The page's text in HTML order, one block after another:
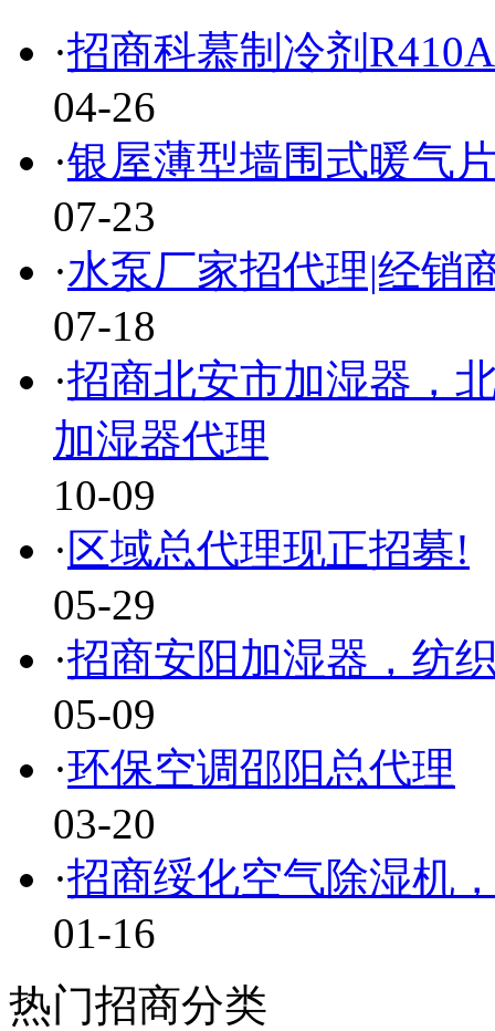
·招商科慕制冷剂
04-26
·银屋薄型墙围式暖气
07-23
·水泵厂家招代理|经销
07-18
·招商北安市加湿器，
加湿器代理
10-09
· 区域总代理现正招募!
05-29
·招商安阳加湿器，纺
05-09
·环保空调邵阳总代理
03-20
·招商绥化空气除湿机
01-16
热门招商分类